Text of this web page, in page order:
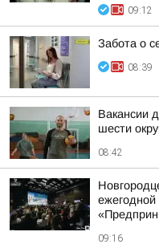
09:12
Забота о
08:39
Вакансии
шести
08:42
ежегодной
09:16